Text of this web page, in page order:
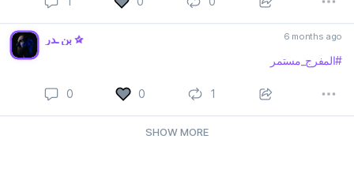
بن ـدر 6 months ago
#المفرج_مستمر
0 0 1
SHOW MORE